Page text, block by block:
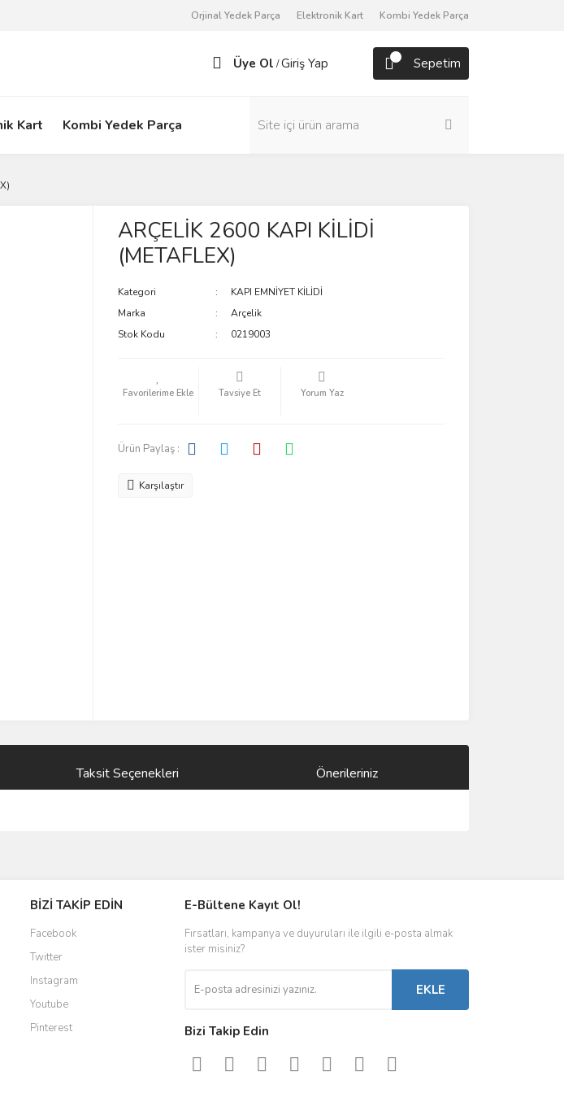
Orjinal Yedek Parça Elektronik Kart Kombi Yedek Parça
Üye Ol /Giriş Yap Sepetim
Kart Kombi Yedek Parça
ARÇELİK 2600 KAPI KİLİDİ
(METAFLEX)
Kategori
KAPI EMNİYET KİLİDİ
Marka
Arçelik
Stok Kodu
0219003
Tavsiye Et Yorum Yaz
Ürün Paylaş :
Karşılaştır
Taksit Seçenekleri Önerileriniz
BİZİ TAKİP EDİN
Facebook
Twitter
Instagram
Youtube
Pinterest
E-Bültene Kayıt Ol!
Fırsatları, kampanya ve duyuruları ile ilgili e-posta almak
ister misiniz?
EKLE
Bizi Takip Edin